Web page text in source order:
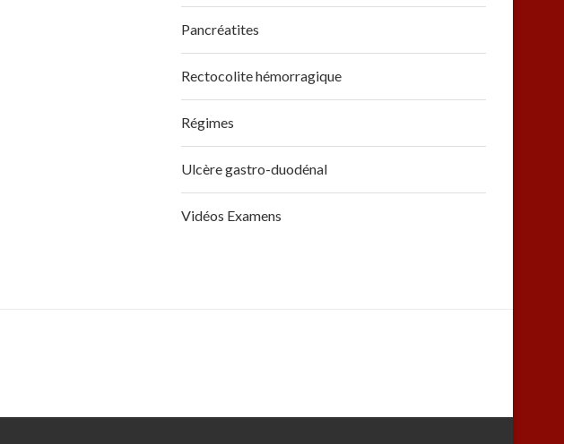
Pancréatites
Rectocolite hémorragique
Régimes
Ulcère gastro-duodénal
Vidéos Examens